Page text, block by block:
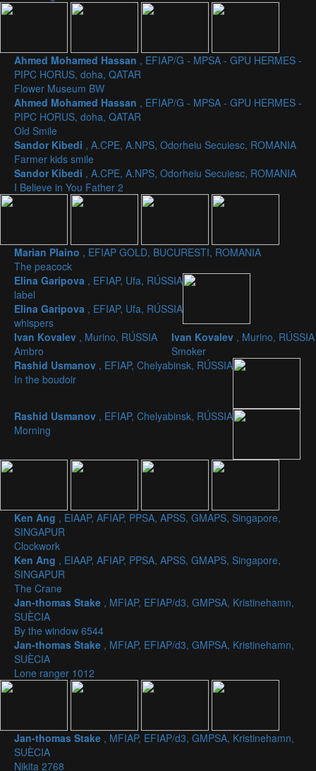
Ahmed Mohamed Hassan , EFIAP/G - MPSA - GPU HERMES -
PIPC HORUS, doha, QATAR
Flower Museum BW
Ahmed Mohamed Hassan , EFIAP/G - MPSA - GPU HERMES -
PIPC HORUS, doha, QATAR
Old Smile
Sandor Kibedi , A.CPE, A.NPS, Odorheiu Secuiesc, ROMANIA
Farmer kids smile
Sandor Kibedi , A.CPE, A.NPS, Odorheiu Secuiesc, ROMANIA
I Believe in You Father 2
Marian Plaino , EFIAP GOLD, BUCURESTI, ROMANIA
The peacock
Elina Garipova , EFIAP, Ufa, RÚSSIA
label
Elina Garipova , EFIAP, Ufa, RÚSSIA
whispers
Ivan Kovalev , Murino, RÚSSIA
Ambro
Ivan Kovalev , Murino, RÚSSIA
Smoker
Rashid Usmanov , EFIAP, Chelyabinsk, RÚSSIA
In the boudoir
Rashid Usmanov , EFIAP, Chelyabinsk, RÚSSIA
Morning
Ken Ang , EIAAP, AFIAP, PPSA, APSS, GMAPS, Singapore,
SINGAPUR
Clockwork
Ken Ang , EIAAP, AFIAP, PPSA, APSS, GMAPS, Singapore,
SINGAPUR
The Crane
Jan-thomas Stake , MFIAP, EFIAP/d3, GMPSA, Kristinehamn,
SUÈCIA
By the window 6544
Jan-thomas Stake , MFIAP, EFIAP/d3, GMPSA, Kristinehamn,
SUÈCIA
Lone ranger 1012
Jan-thomas Stake , MFIAP, EFIAP/d3, GMPSA, Kristinehamn,
SUÈCIA
Nikita 2768